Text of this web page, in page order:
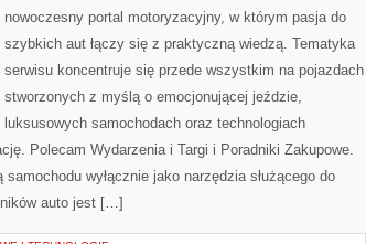
nowoczesny portal motoryzacyjny, w którym pasja do
szybkich aut łączy się z praktyczną wiedzą. Tematyka
serwisu koncentruje się przede wszystkim na pojazdach
stworzonych z myślą o emocjonującej jeździe,
luksusowych samochodach oraz technologiach
Polecam Wydarzenia i Targi i Poradniki Zakupowe.
wyłącznie jako narzędzia służącego do
auto jest […]